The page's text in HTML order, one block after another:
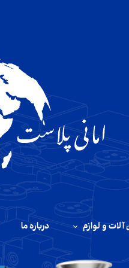
و لوازم
آلات تزریق
درباره ما